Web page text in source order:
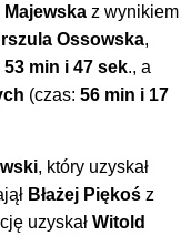
Majewska z wynikiem
Ossowska,
53 min i 47 sek., a
(czas:56 min i 17
, który uzyskał
Błażej Piękoś z
uzyskałWitold